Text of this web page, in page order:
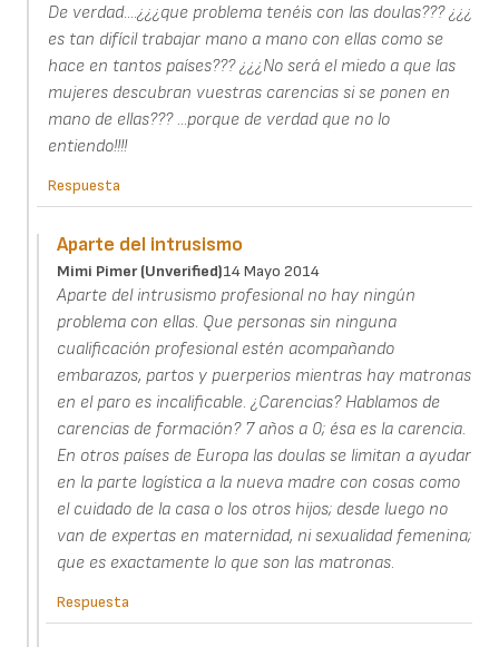
De verdad....¿¿¿que problema tenéis con las doulas??? ¿¿¿
es tan difícil trabajar mano a mano con ellas como se
hace en tantos países??? ¿¿¿No será el miedo a que las
mujeres descubran vuestras carencias si se ponen en
mano de ellas??? ...porque de verdad que no lo
entiendo!!!!
Respuesta
Aparte del intrusismo
Mimi Pimer (unverified)14 Mayo 2014
Aparte del intrusismo profesional no hay ningún
problema con ellas. Que personas sin ninguna
cualificación profesional estén acompañando
embarazos, partos y puerperios mientras hay matronas
en el paro es incalificable. ¿Carencias? Hablamos de
carencias de formación? 7 años a 0; ésa es la carencia.
En otros países de Europa las doulas se limitan a ayudar
en la parte logística a la nueva madre con cosas como
el cuidado de la casa o los otros hijos; desde luego no
van de expertas en maternidad, ni sexualidad femenina;
que es exactamente lo que son las matronas.
Respuesta